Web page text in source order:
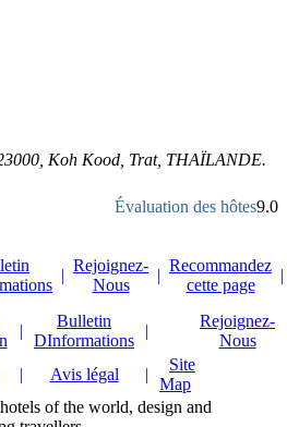
, Koh Kood, Trat, THAÏLANDE.
Évaluation des hôtes9.0
|
Rejoignez-
Nous
|
Recommandez
cette page
|
|
Bulletin
DInformations
|
Rejoignez-
Nous
| Avis légal |
Site
Map
of the world, design and